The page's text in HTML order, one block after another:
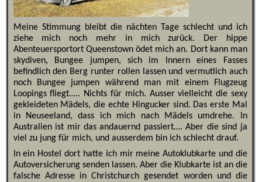
Meine Stimmung bleibt die nächten Tage schlecht und ich
ziehe mich noch mehr in mich zurück. Der hippe
Abenteuersportort Queenstown ödet mich an. Dort kann man
skydiven, Bungee jumpen, sich im Innern eines Fasses
befindlich den Berg runter rollen lassen und vermutlich auch
noch Bungee jumpen während man mit einem Flugzeug
Loopings fliegt….. Nichts für mich. Ausser vielleicht die sexy
gekleideten Mädels, die echte Hingucker sind. Das erste Mal
in Neuseeland, dass ich mich nach Mädels umdrehe. In
Australien ist mir das andauernd passiert…. Aber die sind ja
viel zu jung für mich, und ausserdem bin ich schlecht drauf.
In ein Hostel dort hatte ich mir meine Autoklubkarte und die
Autoversicherung senden lassen. Aber die Klubkarte ist an die
falsche Adresse in Christchurch gesendet worden und die